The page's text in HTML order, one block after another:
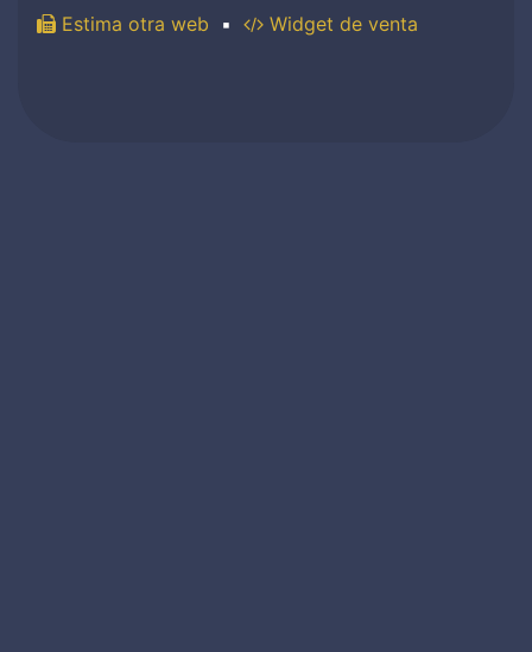
Estima otra web ▪ Widget de venta